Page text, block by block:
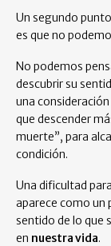
Un segundo
es que no
No podemos
descubrir su
una
que descender
muerte”, para
condición.
Una dificultad
aparece como un
sentido de lo que
en nuestra vida.